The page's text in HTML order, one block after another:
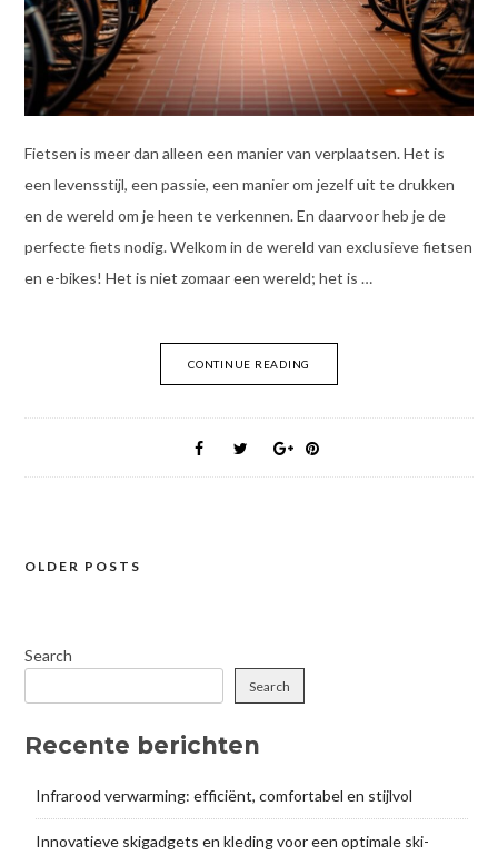
Fietsen is meer dan alleen een manier van verplaatsen. Het is
een levensstijl, een passie, een manier om jezelf uit te drukken
en de wereld om je heen te verkennen. En daarvoor heb je de
perfecte fiets nodig. Welkom in de wereld van exclusieve fietsen
en e-bikes! Het is niet zomaar een wereld; het is …
CONTINUE READING
Posts
OLDER POSTS
Search
Search
Recente berichten
Infrarood verwarming: efficiënt, comfortabel en stijlvol
Innovatieve skigadgets en kleding voor een optimale ski-